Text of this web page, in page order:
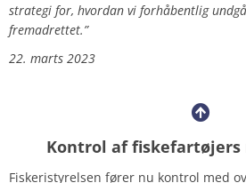
strategi for, hvordan vi forhåbentlig
fremadrettet.”
22. marts 2023
Kontrol af
Fiskeristyrelsen fører nu kontrol med